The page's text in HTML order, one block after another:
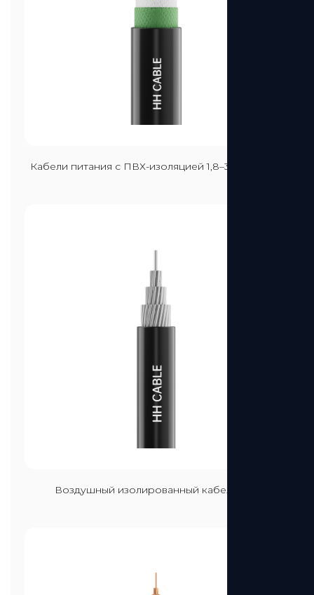
Посмотреть больше
Кабели питания с ПВХ-изоляцией 1,8–3 кВ и ниже
Посмотреть больше
Воздушный изолированный кабель 1 кВ